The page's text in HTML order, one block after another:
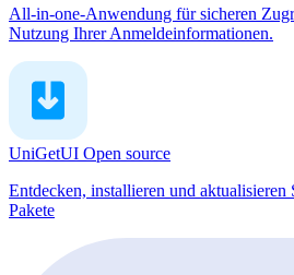
All-in-one-Anwendung für sicheren
Nutzung Ihrer Anmeldeinformationen.
UniGetUI Open source
Entdecken, installieren und
Pakete